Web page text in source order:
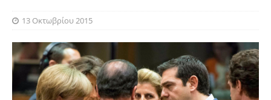
13 Οκτωβρίου 2015